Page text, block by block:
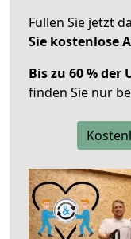
Füllen Sie jetzt
Sie kostenlose
Bis zu 60 % der
finden Sie nur